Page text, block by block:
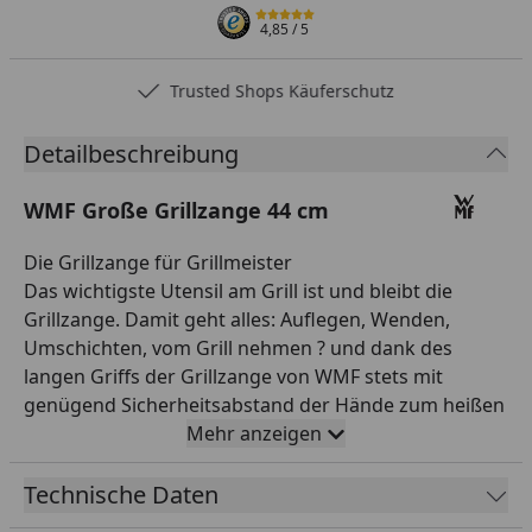
4,85/ 5
Trusted Shops Käuferschutz
Detailbeschreibung
WMF Große Grillzange 44 cm
Die Grillzange für Grillmeister
Das wichtigste Utensil am Grill ist und bleibt die
Grillzange. Damit geht alles: Auflegen, Wenden,
Umschichten, vom Grill nehmen ? und dank des
langen Griffs der Grillzange von WMF stets mit
genügend Sicherheitsabstand der Hände zum heißen
Geschehen. Die spezielle Formgebung sorgt dabei für
sicheren und gleichzeitig schonenden Umgang mit
dem Grillgut, breite Schlitze lassen Fett schnell
Mehr anzeigen
Technische Daten